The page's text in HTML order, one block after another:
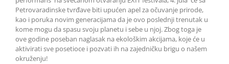
Petrovaradinske tvrđave biti upućen apel za očuvanje prirode,
kao i poruka novim generacijama da je ovo poslednji trenutak u
kome mogu da spasu svoju planetu i sebe u njoj. Zbog toga je
ove godine poseban naglasak na ekološkim akcijama, koje će u
aktivirati sve posetioce i pozvati ih na zajedničku brigu o našem
okruženju!